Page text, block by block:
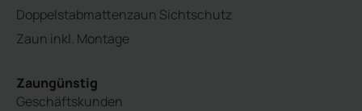
Doppelstabmattenzaun Sichtschutz
Zaun inkl. Montage
Zaungünstig
Geschäftskunden